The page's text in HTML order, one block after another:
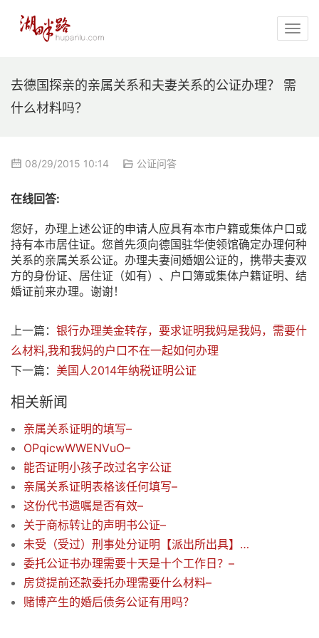
去德国探亲的亲属关系和夫妻关系的公证办理？ 需
什么材料吗？
08/29/2015 10:14 公证问答
在线回答:
您好，办理上述公证的申请人应具有本市户籍或集体户口或
持有本市居住证。您首先须向德国驻华使领馆确定办理何种
关系的亲属关系公证。办理夫妻间婚姻公证的，携带夫妻双
方的身份证、居住证（如有）、户口簿或集体户籍证明、结
婚证前来办理。谢谢！
上一篇： 银行办理美金转存，要求证明我妈是我妈，需要什
么材料,我和我妈的户口不在一起如何办理
下一篇： 美国人2014年纳税证明公证
相关新闻
亲属关系证明的填写–
OPqicwWWENVuO–
能否证明小孩子改过名字公证
亲属关系证明表格该任何填写–
这份代书遗嘱是否有效–
关于商标转让的声明书公证–
未受（受过）刑事处分证明【派出所出具】这个可以直接从贵网站下载打印去派出所填写么？–
委托公证书办理需要十天是十个工作日？–
房贷提前还款委托办理需要什么材料–
赌博产生的婚后债务公证有用吗？